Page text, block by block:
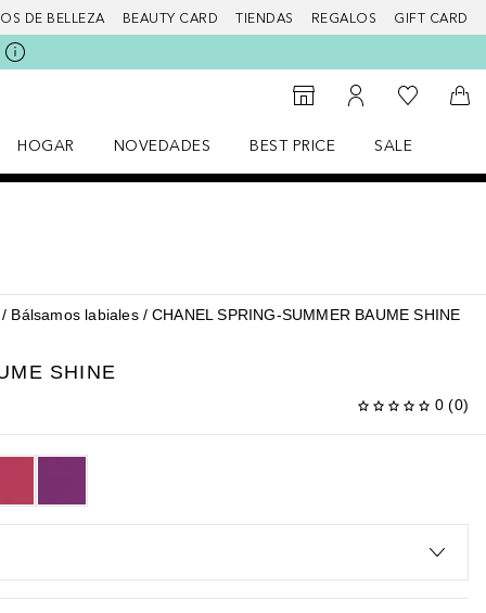
DE BELLEZA BEAUTY CARD TIENDAS REGALOS GIFT CARD
Al Storefinder
Mi cuenta
Mi lista de
A
HOGAR
NOVEDADES
BEST PRICE
SALE
Bálsamos labiales CHANEL SPRING-SUMMER BAUME SHINE
SHINE
0 (0)